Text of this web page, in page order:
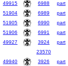
49915
6988 part
51904
6989 part
51905
6990 part
51906
6991 part
49927
3924 part
23570
49940
3926 part